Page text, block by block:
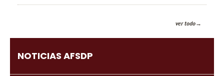
ver todo
NOTICIAS AFSDP